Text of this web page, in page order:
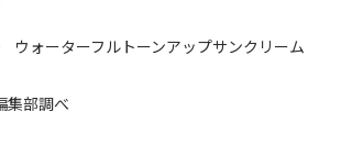
ウォーターフルトーンアップサンクリーム
集部調べ